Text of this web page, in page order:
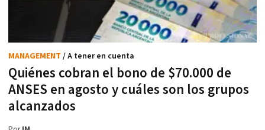
Quiénes cobran el bono de $70.000 de
ANSES en agosto y cuáles son los grupos
alcanzados
MANAGEMENT / A tener en cuenta